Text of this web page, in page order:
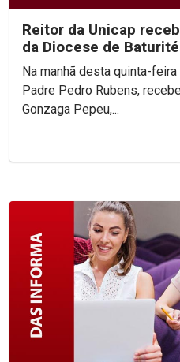
Reitor da Unicap
da Diocese de Baturité
Na manhã desta quinta-
Padre Pedro Rubens,
Gonzaga Pepeu,...